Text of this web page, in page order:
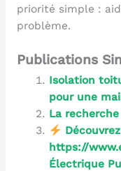
priorité simple :
problème.
Publications
Isolation
pour une
La
https://
Électrique